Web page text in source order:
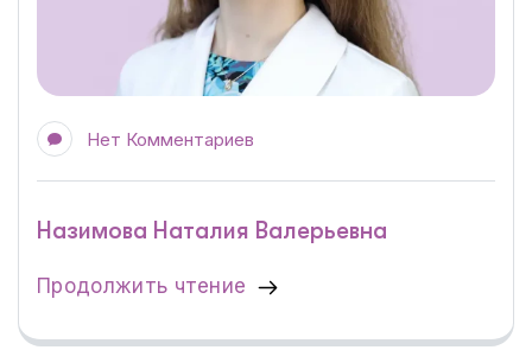
Нет Комментариев
Назимова Наталия Валерьевна
Продолжить чтение